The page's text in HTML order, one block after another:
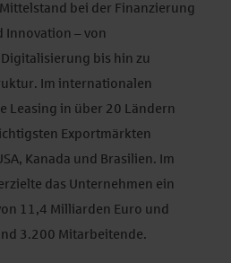
bei der Finanzierung
Innovation – von
bis hin zu
Im internationalen
Leasing in über 20 Ländern
Exportmärkten
Kanada und Brasilien. Im
das Unternehmen ein
11,4 Milliarden Euro und
3.200 Mitarbeitende.